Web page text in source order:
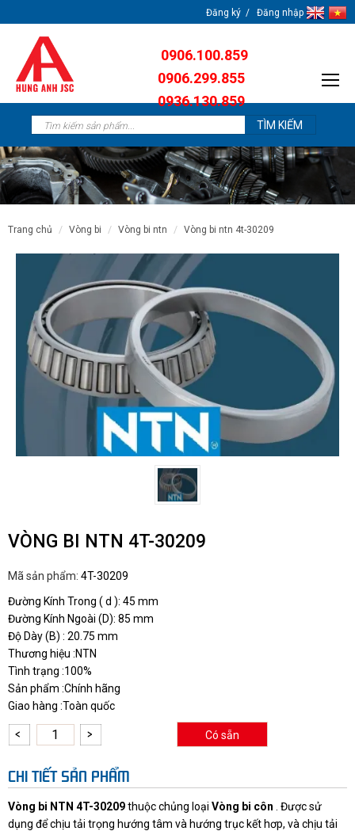
Đăng ký Đăng nhập
0906.100.859
0906.299.855
0936.130.859
trang chủ vòng bi vòng bi ntn vòng bi ntn 4t-30209
VÒNG BI NTN 4T-30209
Mã sản phẩm: 4T-30209
Đường Kính Trong ( d ): 45 mm
Đường Kính Ngoài (D): 85 mm
Độ Dày (B) : 20.75 mm
Thương hiệu :NTN
Tình trạng :100%
Sản phẩm :Chính hãng
Giao hàng :Toàn quốc
Có sẵn
CHI TIẾT SẢN PHẨM
Vòng bi NTN 4T-30209thuộc chủng loại Vòng bi côn
. Được sử
dụng để chịu tải trọng hướng tâm và hướng trục kết hơp, và chịu tải